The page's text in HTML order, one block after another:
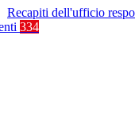
Recapiti dell'ufficio
334